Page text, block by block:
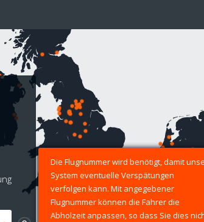
Die Flugnummer wird benötigt, damit
System eventuelle Verspätungen
verfolgen kann. Mit angegebener
Flugnummer können die Fahrer die
Abholzeit anpassen, so dass Sie dies